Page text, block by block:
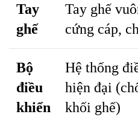
Tay
ghế
Tay ghế
cứng cáp,
Bộ
điều
khiển
Hệ thống
hiện đại
khối ghế)